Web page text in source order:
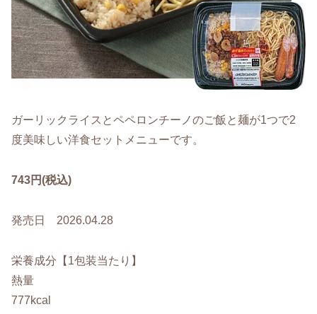
ガーリックライスとペペロンチーノのご飯と麺が1つで2
度美味しい洋食セットメニューです。
743円(税込)
発売日 2026.04.28
栄養成分【1包装当たり】
熱量
777kcal